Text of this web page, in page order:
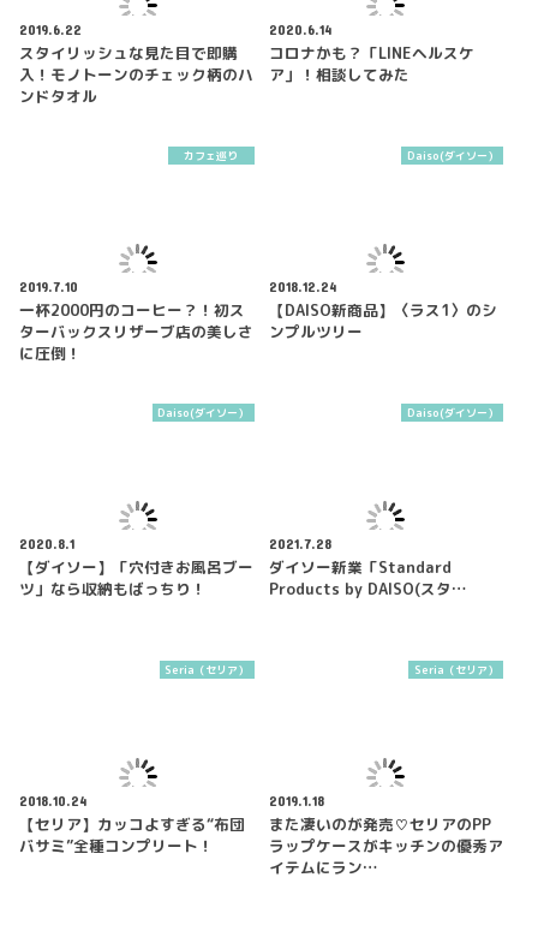
2019.6.22
スタイリッシュな見た目で即購
入！モノトーンのチェック柄のハ
ンドタオル
2020.6.14
コロナかも？「LINEヘルスケ
ア」！相談してみた
カフェ巡り
2019.7.10
一杯2000円のコーヒー？！初ス
ターバックスリザーブ店の美しさ
に圧倒！
Daiso(ダイソー）
2018.12.24
【DAISO新商品】〈ラス1〉のシ
ンプルツリー
Daiso(ダイソー）
2020.8.1
【ダイソー】「穴付きお風呂ブー
ツ」なら収納もばっちり！
Daiso(ダイソー）
2021.7.28
ダイソー新業「Standard
Products by DAISO(スタ…
Seria（セリア）
2018.10.24
【セリア】カッコよすぎる“布団
バサミ”全種コンプリート！
Seria（セリア）
2019.1.18
また凄いのが発売♡セリアのPP
ラップケースがキッチンの優秀ア
イテムにラン…